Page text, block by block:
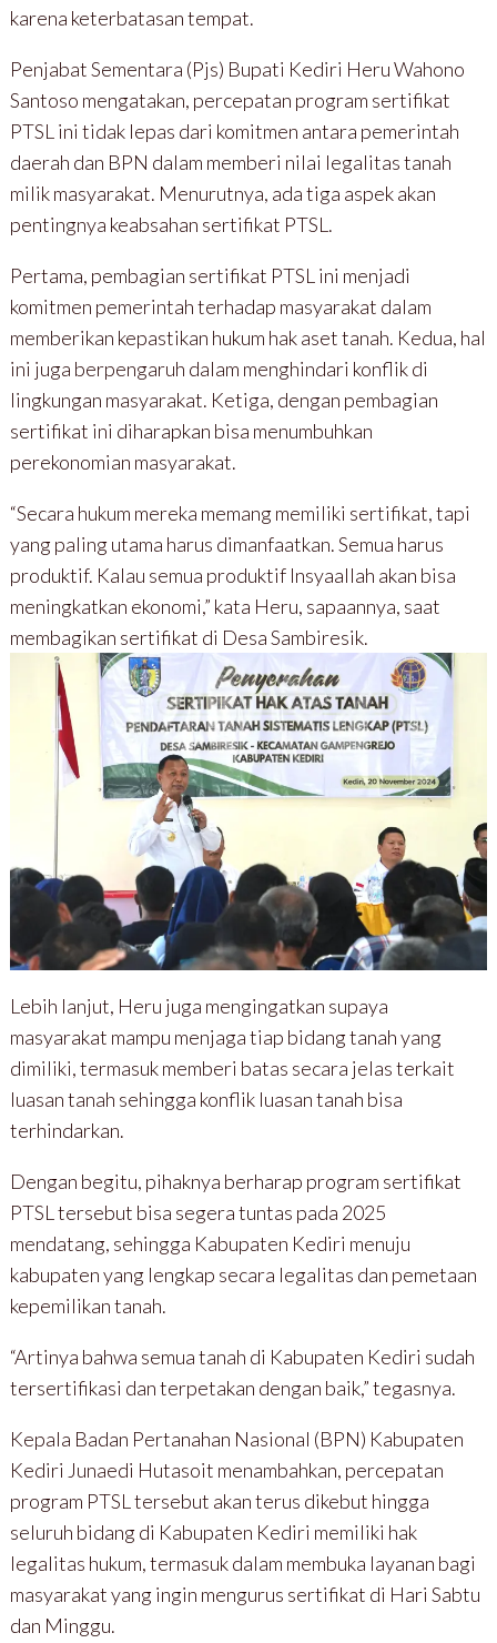
karena keterbatasan tempat.
Penjabat Sementara (Pjs) Bupati Kediri Heru Wahono
Santoso mengatakan, percepatan program sertifikat
PTSL ini tidak lepas dari komitmen antara pemerintah
daerah dan BPN dalam memberi nilai legalitas tanah
milik masyarakat. Menurutnya, ada tiga aspek akan
pentingnya keabsahan sertifikat PTSL.
Pertama, pembagian sertifikat PTSL ini menjadi
komitmen pemerintah terhadap masyarakat dalam
memberikan kepastikan hukum hak aset tanah. Kedua, hal
ini juga berpengaruh dalam menghindari konflik di
lingkungan masyarakat. Ketiga, dengan pembagian
sertifikat ini diharapkan bisa menumbuhkan
perekonomian masyarakat.
“Secara hukum mereka memang memiliki sertifikat, tapi
yang paling utama harus dimanfaatkan. Semua harus
produktif. Kalau semua produktif Insyaallah akan bisa
meningkatkan ekonomi,” kata Heru, sapaannya, saat
membagikan sertifikat di Desa Sambiresik.
Lebih lanjut, Heru juga mengingatkan supaya
masyarakat mampu menjaga tiap bidang tanah yang
dimiliki, termasuk memberi batas secara jelas terkait
luasan tanah sehingga konflik luasan tanah bisa
terhindarkan.
Dengan begitu, pihaknya berharap program sertifikat
PTSL tersebut bisa segera tuntas pada 2025
mendatang, sehingga Kabupaten Kediri menuju
kabupaten yang lengkap secara legalitas dan pemetaan
kepemilikan tanah.
“Artinya bahwa semua tanah di Kabupaten Kediri sudah
tersertifikasi dan terpetakan dengan baik,” tegasnya.
Kepala Badan Pertanahan Nasional (BPN) Kabupaten
Kediri Junaedi Hutasoit menambahkan, percepatan
program PTSL tersebut akan terus dikebut hingga
seluruh bidang di Kabupaten Kediri memiliki hak
legalitas hukum, termasuk dalam membuka layanan bagi
masyarakat yang ingin mengurus sertifikat di Hari Sabtu
dan Minggu.